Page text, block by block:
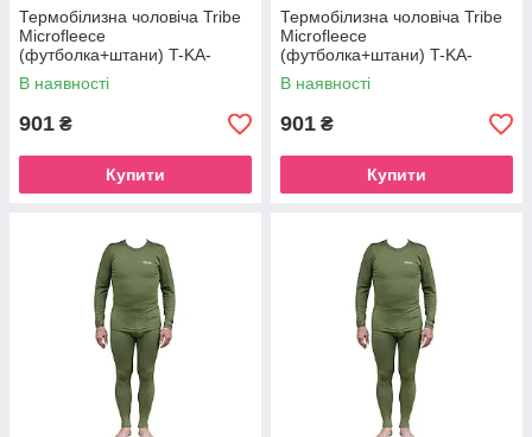
Термобілизна чоловіча Tribe
Microfleece
(футболка+штани) T-KA-
0015-olive, T-KA-0015-olive-S
В наявності
901 ₴
Купити
Термобілизна чоловіча Tribe
Microfleece
(футболка+штани) T-KA-
0015-olive, T-KA-0015-olive-
XL
В наявності
901 ₴
Купити